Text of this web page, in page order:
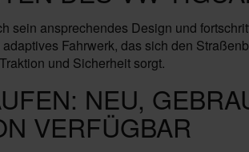
sein ansprechendes Design und
Fahrwerk, das sich den
und Sicherheit sorgt.
NEU,
VERFÜGBAR